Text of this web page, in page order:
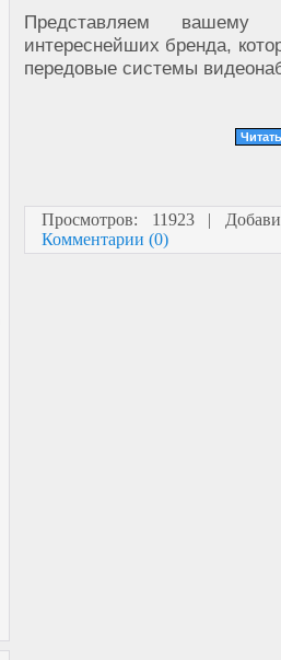
Представляем
интереснейших бренда,
передовые системы
Просмотров: 11923 |
Комментарии (0)